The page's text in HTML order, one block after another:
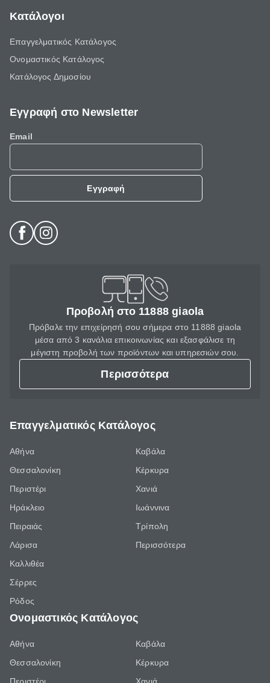
Κατάλογοι
Επαγγελματικός Κατάλογος
Ονομαστικός Κατάλογος
Κατάλογος Δημοσίου
Εγγραφή στο Newsletter
Email
Εγγραφή
Προβολή στο 11888 giaola
Πρόβαλε την επιχείρησή σου σήμερα στο 11888 giaola
μέσα από 3 κανάλια επικοινωνίας και εξασφάλισε τη
μέγιστη προβολή των προϊόντων και υπηρεσιών σου.
Περισσότερα
Επαγγελματικός Κατάλογος
Αθήνα
Θεσσαλονίκη
Περιστέρι
Ηράκλειο
Πειραιάς
Λάρισα
Καλλιθέα
Σέρρες
Ρόδος
Καβάλα
Κέρκυρα
Χανιά
Ιωάννινα
Τρίπολη
Περισσότερα
Ονομαστικός Κατάλογος
Αθήνα
Θεσσαλονίκη
Καβάλα
Κέρκυρα